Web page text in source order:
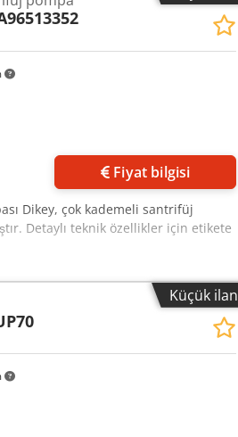
Fiyat bilgisi
Dikey, çok kademeli santrifüj
Detaylı teknik özellikler için etikete
Küçük ilan